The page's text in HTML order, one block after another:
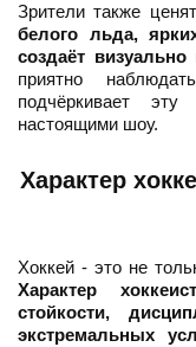
Зрители также
белого льда,
создаёт
приятно
подчёркивает
настоящими шоу.
Характер
Хоккей - это не
Характер
стойкости,
экстремальных